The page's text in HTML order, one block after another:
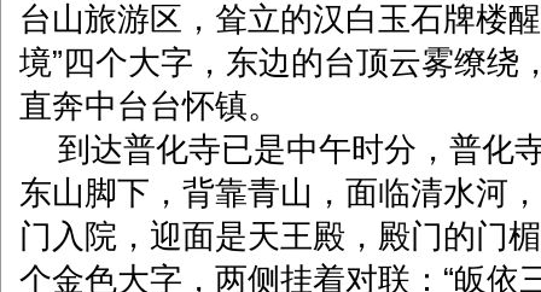
台山旅游区，耸立的汉白玉石牌楼
境”四个大字，东边的台顶云雾缭绕
直奔中台台怀镇。
到达普化寺已是中午时分，普化
东山脚下，背靠青山，面临清水河
门入院，迎面是天王殿，殿门的门
个金色大字，两侧挂着对联：“皈依